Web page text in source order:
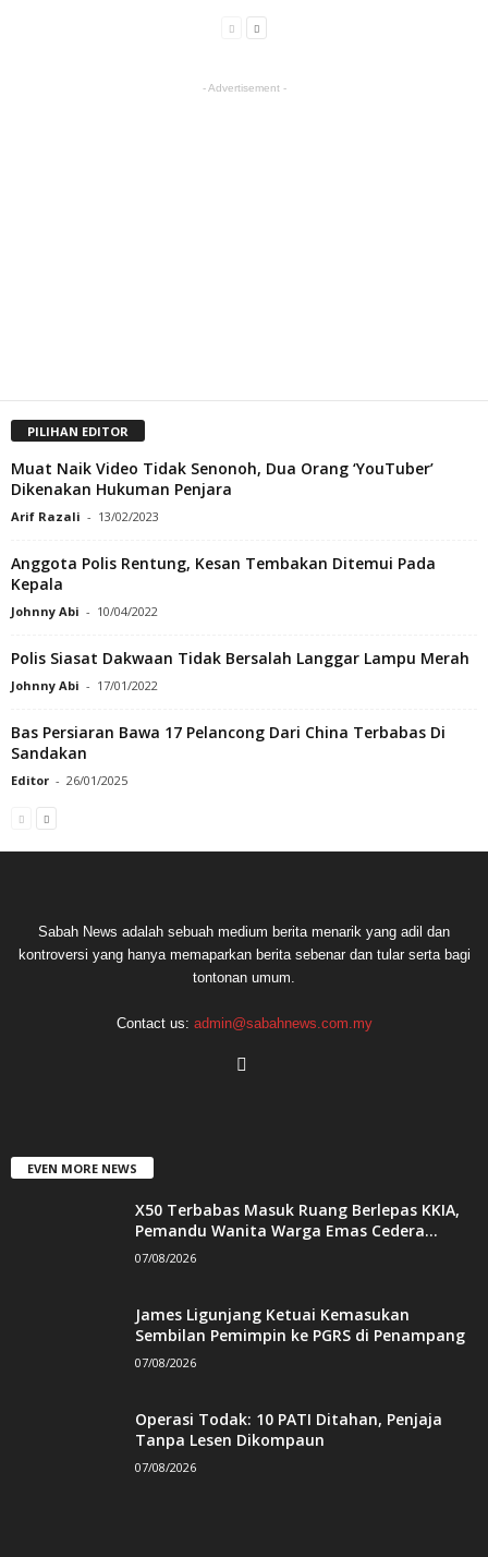
- Advertisement -
PILIHAN EDITOR
Muat Naik Video Tidak Senonoh, Dua Orang ‘YouTuber’
Dikenakan Hukuman Penjara
Arif Razali - 13/02/2023
Anggota Polis Rentung, Kesan Tembakan Ditemui Pada
Kepala
Johnny Abi - 10/04/2022
Polis Siasat Dakwaan Tidak Bersalah Langgar Lampu Merah
Johnny Abi - 17/01/2022
Bas Persiaran Bawa 17 Pelancong Dari China Terbabas Di
Sandakan
Editor - 26/01/2025
Sabah News adalah sebuah medium berita menarik yang adil dan
kontroversi yang hanya memaparkan berita sebenar dan tular serta bagi
tontonan umum.
Contact us: admin@sabahnews.com.my
EVEN MORE NEWS
X50 Terbabas Masuk Ruang Berlepas KKIA,
Pemandu Wanita Warga Emas Cedera...
07/08/2026
James Ligunjang Ketuai Kemasukan
Sembilan Pemimpin ke PGRS di Penampang
07/08/2026
Operasi Todak: 10 PATI Ditahan, Penjaja
Tanpa Lesen Dikompaun
07/08/2026